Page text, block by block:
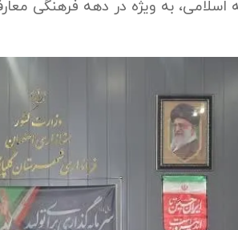
اسلامی، به ویژه در دهه فرهنگی